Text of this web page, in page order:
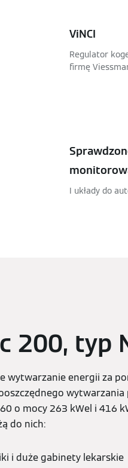
ViNCI
Regulator
firmę
I układy do
200, typ
wytwarzanie energii za
o mocy 263 kWel i 416
do nich:
i duże gabinety lekarskie